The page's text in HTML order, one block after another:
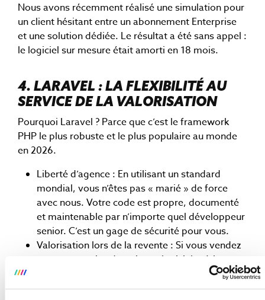
Nous avons récemment réalisé une simulation pour
un client hésitant entre un abonnement Enterprise
et une solution dédiée. Le résultat a été sans appel :
le logiciel sur mesure était amorti en 18 mois.
4. LARAVEL : LA FLEXIBILITÉ AU
SERVICE DE LA VALORISATION
Pourquoi Laravel ? Parce que c’est le framework
PHP le plus robuste et le plus populaire au monde
en 2026.
Liberté d’agence : En utilisant un standard
mondial, vous n’êtes pas « marié » de force
avec nous. Votre code est propre, documenté
et maintenable par n’importe quel développeur
senior. C’est un gage de sécurité pour vous.
Valorisation lors de la revente : Si vous vendez
votre entreprise demain, un logiciel métier
augmente la valorisation de votre société. Un